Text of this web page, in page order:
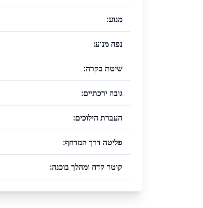
מנוע:
נפח מנוע:
שיטת בקרה:
גובה ירכתיים:
העברת הילוכים:
פליטה דרך המדחף:
קוטר קדח ומהלך בוכנה: